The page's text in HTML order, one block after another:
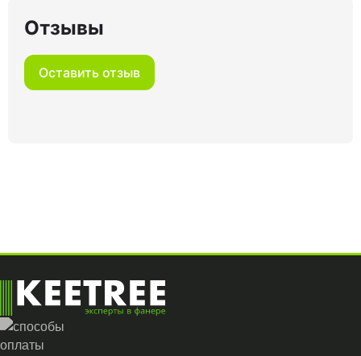
Отзывы
Оставить отзыв